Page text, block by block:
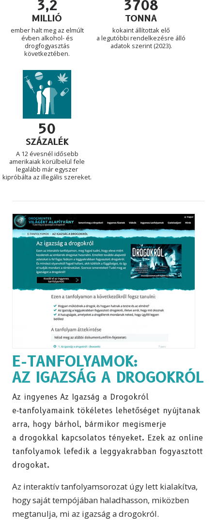
3,2
MILLIÓ
ember halt meg az elmúlt
évben alkohol- és
drogfogyasztás
következtében.
3708
TONNA
kokaint állítottak elő
a legutóbbi rendelkezésre álló
adatok szerint (2023).
50
SZÁZALÉK
A 12 évesnél idősebb
amerikaiak körülbelül fele
legalább már egyszer
kipróbálta az illegális szereket.
E-TANFOLYAMOK:
AZ IGAZSÁG A DROGOKRÓL
Az ingyenes Az Igazság a Drogokról
e‑tanfolyamaink tökéletes lehetőséget nyújtanak
arra, hogy bárhol, bármikor megismerje
a drogokkal kapcsolatos tényeket. Ezek az online
tanfolyamok lefedik a leggyakrabban fogyasztott
drogokat.
Az interaktív tanfolyamsorozat úgy lett kialakítva,
hogy saját tempójában haladhasson, miközben
megtanulja, mi az igazság a drogokról.